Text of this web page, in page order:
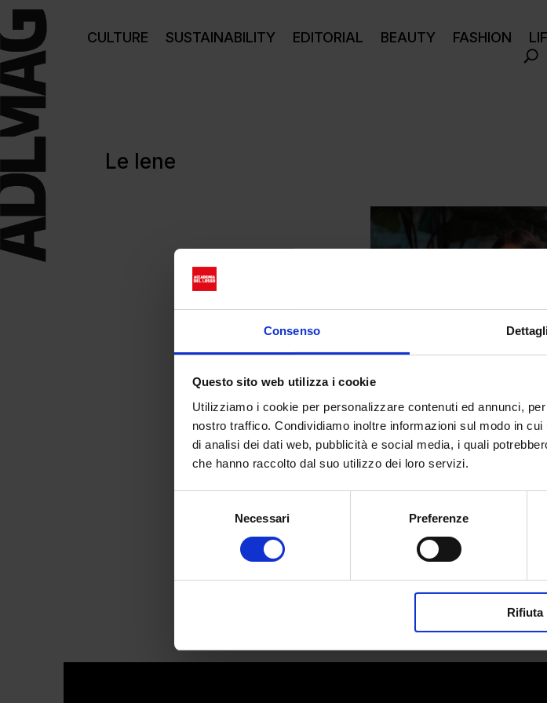
Consenso
Questo sito web utilizza i cookie
Utilizziamo i cookie per personalizzare contenuti ed annunci,
nostro traffico. Condividiamo inoltre informazioni sul modo in
di analisi dei dati web, pubblicità e social media, i quali
che hanno raccolto dal suo utilizzo dei loro servizi.
Necessari Preferenze
Rifiuta
CULTURE SUSTAINABILITY EDITORIAL BEAUTY FASHION
Le Iene
Michelle Comi: una stella
Michelle Comi è una